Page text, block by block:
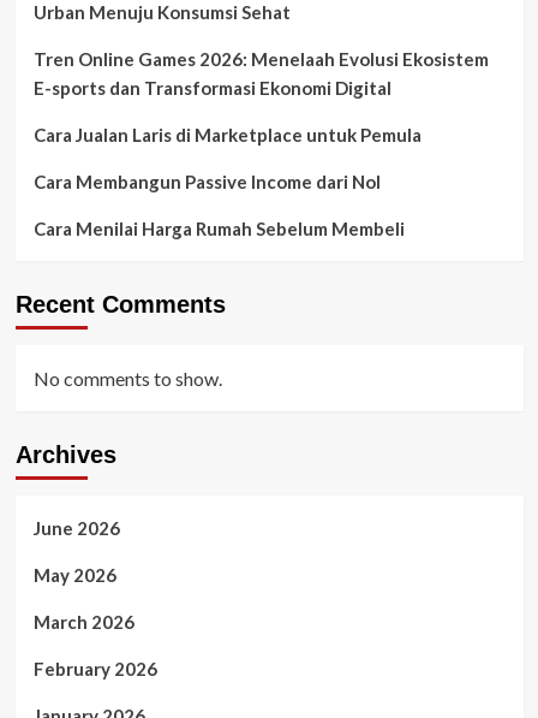
Urban Menuju Konsumsi Sehat
Tren Online Games 2026: Menelaah Evolusi Ekosistem
E-sports dan Transformasi Ekonomi Digital
Cara Jualan Laris di Marketplace untuk Pemula
Cara Membangun Passive Income dari Nol
Cara Menilai Harga Rumah Sebelum Membeli
Recent Comments
No comments to show.
Archives
June 2026
May 2026
March 2026
February 2026